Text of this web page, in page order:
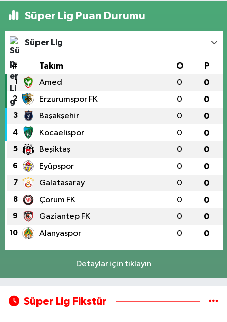
Süper Lig Puan Durumu
Süper Lig
# Takım O P
1 Amed 0 0
2 Erzurumspor FK 0 0
3 Başakşehir 0 0
4 Kocaelispor 0 0
5 Beşiktaş 0 0
6 Eyüpspor 0 0
7 Galatasaray 0 0
8 Çorum FK 0 0
9 Gaziantep FK 0 0
10 Alanyaspor 0 0
Detaylar için tıklayın
Süper Lig Fikstür